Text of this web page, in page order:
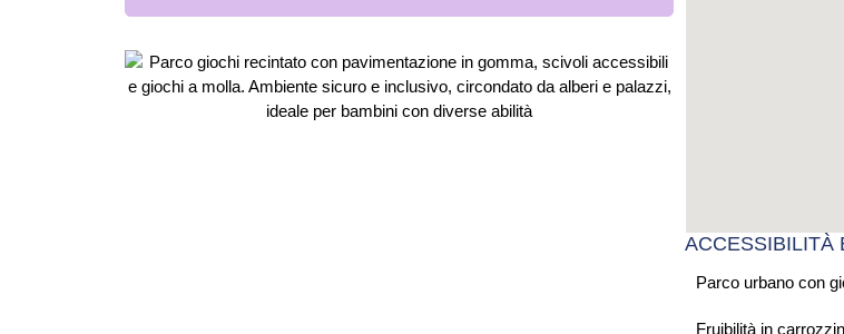
ACCESSIBILITÀ
Parco urbano con
Fruibilità in